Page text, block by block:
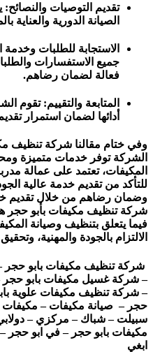
تقديم التوصيات والنصائح:
الصيانة الدورية والعناية
الاستجابة للطلبات وخدمة
جميع الاستفسارات
فعالة لضمان رضاهم.
المتابعة والتقييم: تقوم
أدائها لضمان استمرار
وفي ختام مقالنا شركة تنظيف
الشركة توفر خدمات متميزة
المكيفات، تعتمد على عمالة
للتأكد من تقديم خدمة عالية
وضمان رضاهم من خلال تقديم
شركة تنظيف مكيفات بأبو حجر هي
فيما يتعلق بتنظيف وصيانة
الالتزام بالجودة والمهنية،
شركة تنظيف مكيفات بابو حجر
– شركة غسيل مكيفات بابو حجر
– شركة تنظيف مكيفات علوية
حجر – صيانة مكيفات –
سبيلت – شباك – مركزي –
مكيفات بابو حجر – في ابو حجر
ابغي